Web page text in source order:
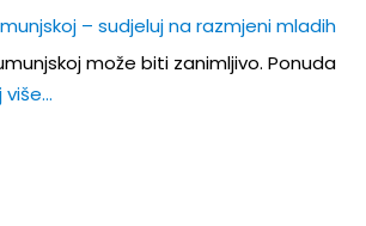
– sudjeluj na razmjeni mladih
može biti zanimljivo. Ponuda
više…